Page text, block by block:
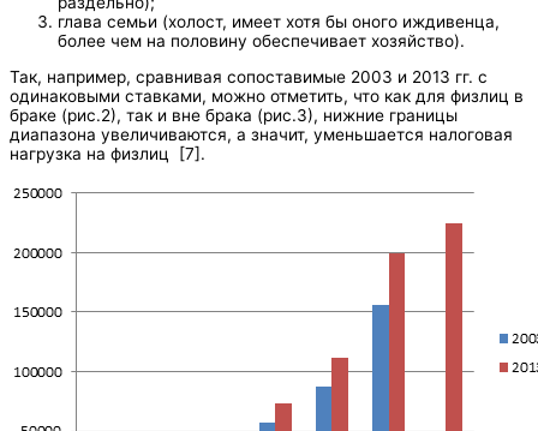
глава семьи (холост, имеет хотя бы оного иждивенца,
более чем на половину обеспечивает хозяйство).
Так, например, сравнивая сопоставимые 2003 и 2013 гг. с
одинаковыми ставками, можно отметить, что как для физлиц в
браке (рис.2), так и вне брака (рис.3), нижние границы
диапазона увеличиваются, а значит, уменьшается налоговая
нагрузка на физлиц [7].